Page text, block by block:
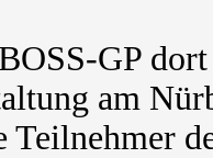
GP
am
Teilnehmer